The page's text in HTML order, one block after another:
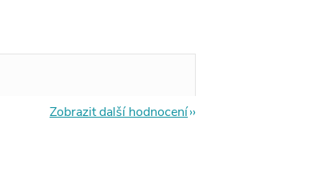
Zobrazit další hodnocení